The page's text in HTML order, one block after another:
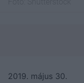
2019. május 30.